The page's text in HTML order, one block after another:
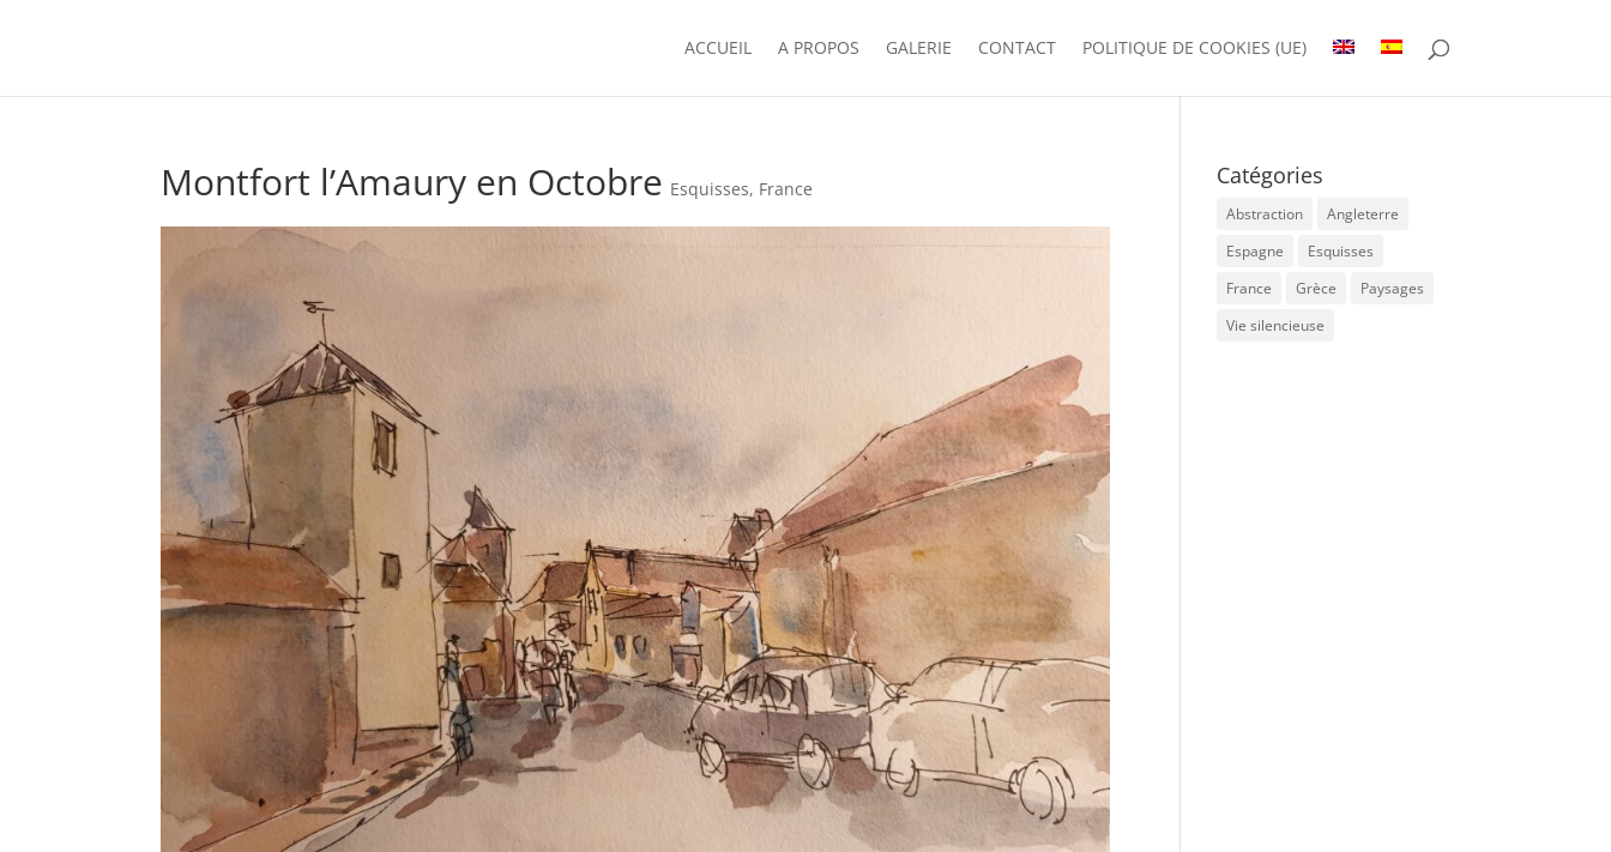
ACCUEIL A PROPOS GALERIE CONTACT POLITIQUE DE COOKIES (UE)
Montfort l’Amaury en Octobre Esquisses, France Catégories
Abstraction
Angleterre
Espagne
Esquisses
France
Grèce
Paysages
Vie silencieuse